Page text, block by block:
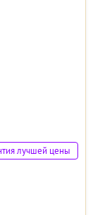
лучшей цены